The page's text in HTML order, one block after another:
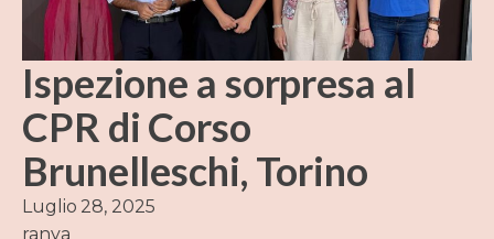
Ispezione a sorpresa al
CPR di Corso
Brunelleschi, Torino
Luglio 28, 2025
ranya